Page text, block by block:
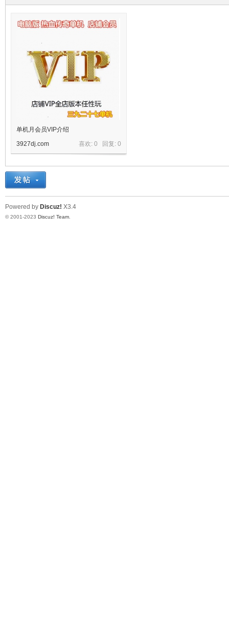
十
单机月会员VIP介绍
喜欢: 0 回复: 0
3927dj.com
Powered by Discuz! X3.4
© 2001-2023 Discuz! Team.